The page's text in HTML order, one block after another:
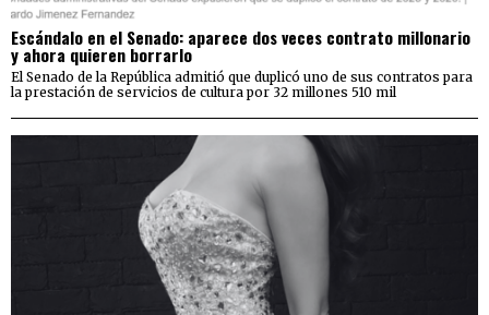
Escándalo en el Senado: aparece dos veces contrato millonario
y ahora quieren borrarlo
El Senado de la República admitió que duplicó uno de sus contratos para
la prestación de servicios de cultura por 32 millones 510 mil